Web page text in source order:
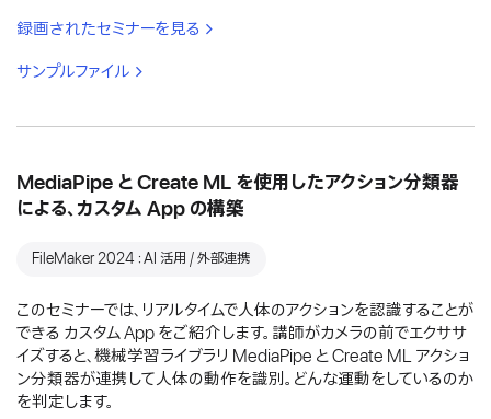
録画されたセミナーを見る
サンプルファイル
MediaPipe と Create ML を使用したアクション分類器
による、カスタム App の構築
FileMaker 2024：AI 活用 / 外部連携
このセミナーでは、リアルタイムで人体のアクションを認識することが
できる カスタム App をご紹介します。講師がカメラの前でエクササ
イズすると、機械学習ライブラリ MediaPipe と Create ML アクショ
ン分類器が連携して人体の動作を識別。どんな運動をしているのか
を判定します。